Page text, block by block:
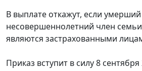
В выплате откажут, если
несовершеннолетний член
являются застрахованными
Приказ вступит в силу 8 сентября